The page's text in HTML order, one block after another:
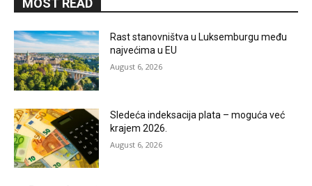
MOST READ
Rast stanovništva u Luksemburgu među
najvećima u EU
August 6, 2026
Sledeća indeksacija plata – moguća već
krajem 2026.
August 6, 2026